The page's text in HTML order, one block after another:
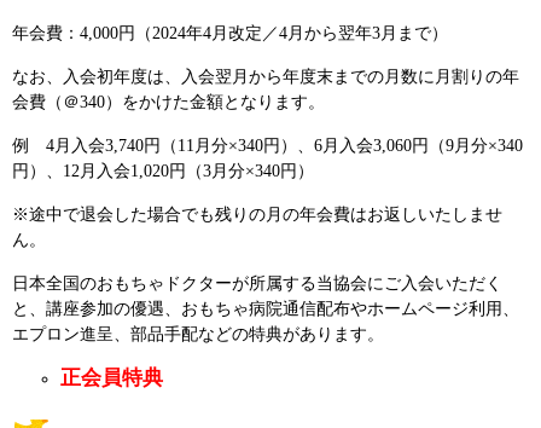
年会費：4,000円（2024年4月改定／4月から翌年3月まで）
なお、入会初年度は、入会翌月から年度末までの月数に月割りの年
会費（＠340）をかけた金額となります。
例 4月入会3,740円（11月分×340円）、6月入会3,060円（9月分×340
円）、12月入会1,020円（3月分×340円）
※途中で退会した場合でも残りの月の年会費はお返しいたしませ
ん。
日本全国のおもちゃドクターが所属する当協会にご入会いただく
と、講座参加の優遇、おもちゃ病院通信配布やホームページ利用、
エプロン進呈、部品手配などの特典があります。
正会員特典